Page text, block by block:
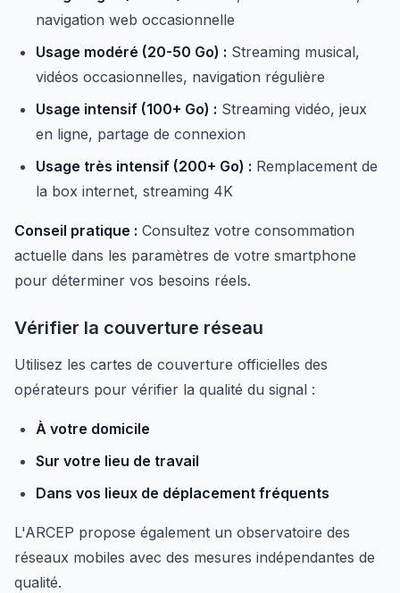
navigation web occasionnelle
Usage modéré (20-50 Go) : Streaming musical,
vidéos occasionnelles, navigation régulière
Usage intensif (100+ Go) : Streaming vidéo, jeux
en ligne, partage de connexion
Usage très intensif (200+ Go) : Remplacement de
la box internet, streaming 4K
Conseil pratique : Consultez votre consommation
actuelle dans les paramètres de votre smartphone
pour déterminer vos besoins réels.
Vérifier la couverture réseau
Utilisez les cartes de couverture officielles des
opérateurs pour vérifier la qualité du signal :
À votre domicile
Sur votre lieu de travail
Dans vos lieux de déplacement fréquents
L'ARCEP propose également un observatoire des
réseaux mobiles avec des mesures indépendantes de
qualité.